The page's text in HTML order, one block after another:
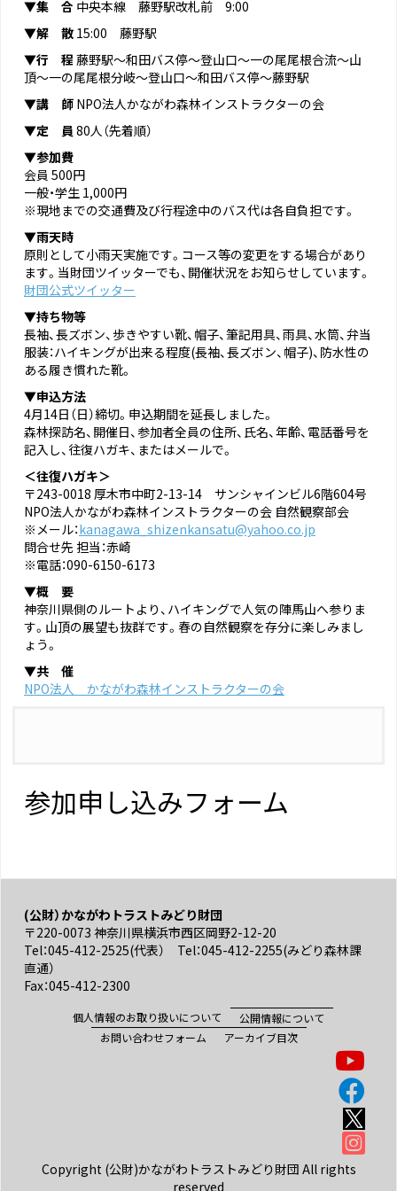
▼集 合 中央本線 藤野駅改札前 9:00
▼解 散15:00 藤野駅
▼行 程 藤野駅～和田バス停～登山口～一の尾尾根合流～山
頂～一の尾尾根分岐～登山口～和田バス停～藤野駅
▼講 師NPO法人かながわ森林インストラクターの会
▼定 員 80人（先着順）
▼参加費
会員 500円
一般・学生 1,000円
※現地までの交通費及び行程途中のバス代は各自負担です。
▼雨天時
原則として小雨天実施です。コース等の変更をする場合があり
ます。当財団ツイッターでも、開催状況をお知らせしています。
財団公式ツイッター
▼持ち物等
長袖、長ズボン、歩きやすい靴、帽子、筆記用具、雨具、水筒、弁当
服装：ハイキングが出来る程度(長袖、長ズボン、帽子)、防水性の
ある履き慣れた靴。
▼申込方法
4月14日（日）締切。申込期間を延長しました。
森林探訪名、開催日、参加者全員の住所、氏名、年齢、電話番号を
記入し、往復ハガキ、またはメールで。
＜往復ハガキ＞
〒243-0018 厚木市中町2-13-14 サンシャインビル6階604号
NPO法人かながわ森林インストラクターの会 自然観察部会
※メール：kanagawa_shizenkansatu@yahoo.co.jp
問合せ先 担当：赤崎
※電話：090-6150-6173
▼概 要
神奈川県側のルートより、ハイキングで人気の陣馬山へ参りま
す。山頂の展望も抜群です。春の自然観察を存分に楽しみまし
ょう。
▼共 催
NPO法人 かながわ森林インストラクターの会
参加申し込みフォーム
(公財）かながわトラストみどり財団
〒220-0073 神奈川県横浜市西区岡野2-12-20
Tel：045-412-2525(代表） Tel：045-412-2255(みどり森林課
直通）
Fax：045-412-2300
個人情報のお取り扱いについて
公開情報について
お問い合わせフォーム
アーカイブ目次
Copyright (公財)かながわトラストみどり財団 All rights
reserved